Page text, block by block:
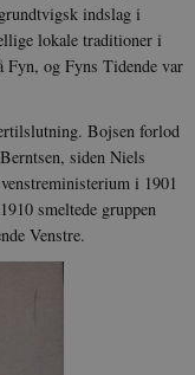
indslag i
lokale traditioner i
Fyn, og Fyns Tidende var
Bojsen forlod
siden Niels
i 1901
smeltede gruppen
Venstre.